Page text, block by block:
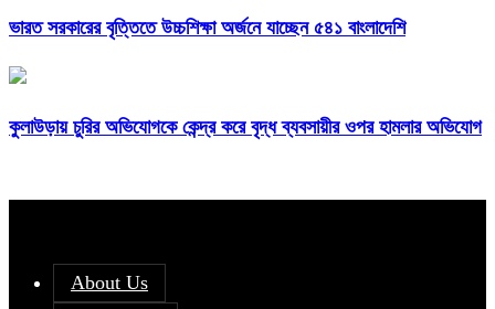
ভারত সরকারের বৃত্তিতে উচ্চশিক্ষা অর্জনে যাচ্ছেন ৫৪১ বাংলাদেশি
কুলাউড়ায় চুরির অভিযোগকে কেন্দ্র করে বৃদ্ধ ব্যবসায়ীর ওপর হামলার অভিযোগ
About Us